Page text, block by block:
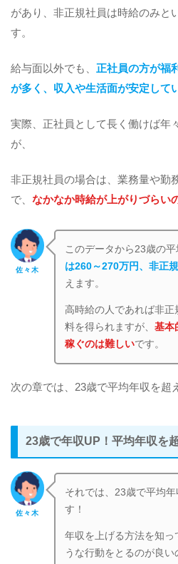
があり、非正規社員は時給のみと
す。
給与面以外でも、 正社員の方が福
が多く、収入や生活面が安定して
実際、正社員として長く働けば年
が、
非正規社員の場合は、業務量や勤
で、 なかなか時給が上がりづらい
佐々木
このデータから23歳の平
は260～270万円、非正
えます。
高時給の人であれば非
料を得られますが、基本
稼ぐのは難しいです。
次の章では、23歳で平均年収を超
23歳で年収UP！平均年収を
佐々木
それでは、23歳で平均
す！
年収を上げる方法を知っ
うな行動をとるのが良い